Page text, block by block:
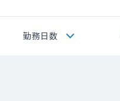
勤務日数